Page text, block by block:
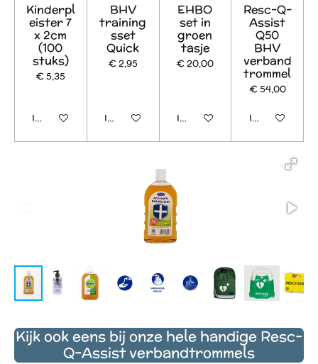
Kinderpl
eister 7
x 2cm
(100
stuks)
€ 5,35
In winkelwagen
BHV
training
sset
Quick
€ 2,95
In winkelwagen
EHBO
set in
groen
tasje
€ 20,00
In winkelwagen
Resc-Q-
Assist
Q50
BHV
verband
trommel
€ 54,00
In winkelwagen
Kijk ook eens bij onze hele handige Resc-
Q-Assist verbandtrommels